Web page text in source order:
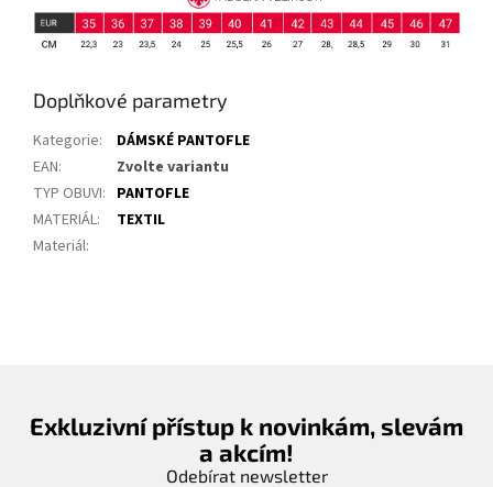
Doplňkové parametry
Kategorie:
DÁMSKÉ PANTOFLE
EAN:
Zvolte variantu
TYP OBUVI: PANTOFLE
MATERIÁL:
TEXTIL
Materiál:
Exkluzivní přístup k novinkám, slevám
a akcím!
Odebírat newsletter